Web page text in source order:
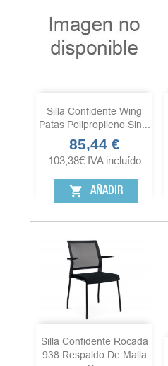
Silla Confidente Wing
Patas Polipropileno Sin...
Precio
85,44 €
103,38€ IVA incluído
shopping_cart AÑADIR
Silla Confidente Rocada
938 Respaldo De Malla